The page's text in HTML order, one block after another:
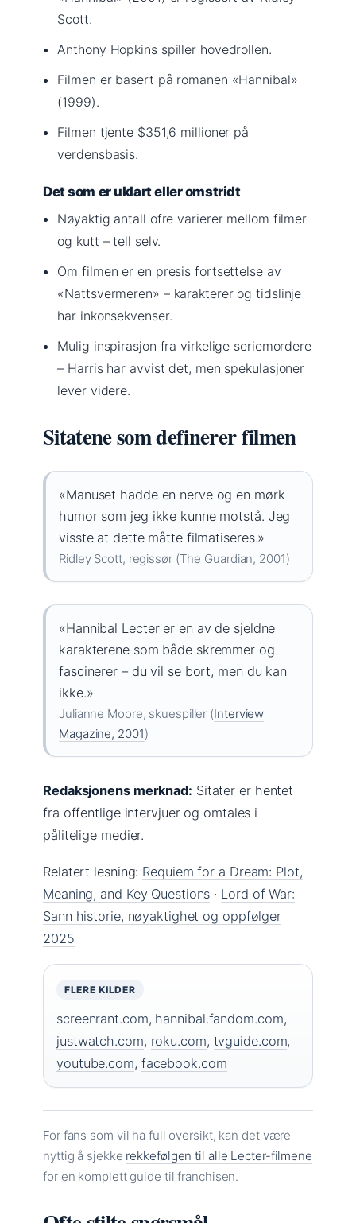
Scott.
Anthony Hopkins spiller hovedrollen.
Filmen er basert på romanen «Hannibal»
(1999).
Filmen tjente $351,6 millioner på
verdensbasis.
Det som er uklart eller omstridt
Nøyaktig antall ofre varierer mellom filmer
og kutt – tell selv.
Om filmen er en presis fortsettelse av
«Nattsvermeren» – karakterer og tidslinje
har inkonsekvenser.
Mulig inspirasjon fra virkelige seriemordere
– Harris har avvist det, men spekulasjoner
lever videre.
Sitatene som definerer filmen
«Manuset hadde en nerve og en mørk
humor som jeg ikke kunne motstå. Jeg
visste at dette måtte filmatiseres.»
Ridley Scott, regissør (The Guardian, 2001)
«Hannibal Lecter er en av de sjeldne
karakterene som både skremmer og
fascinerer – du vil se bort, men du kan
ikke.»
Julianne Moore, skuespiller (Interview
Magazine, 2001)
Redaksjonens merknad: Sitater er hentet
fra offentlige intervjuer og omtales i
pålitelige medier.
Relatert lesning: Requiem for a Dream: Plot,
Meaning, and Key Questions · Lord of War:
Sann historie, nøyaktighet og oppfølger
2025
FLERE KILDER
screenrant.com, hannibal.fandom.com,
justwatch.com, roku.com, tvguide.com,
youtube.com, facebook.com
For fans som vil ha full oversikt, kan det være
nyttig å sjekke rekkefølgen til alle Lecter-filmene
for en komplett guide til franchisen.